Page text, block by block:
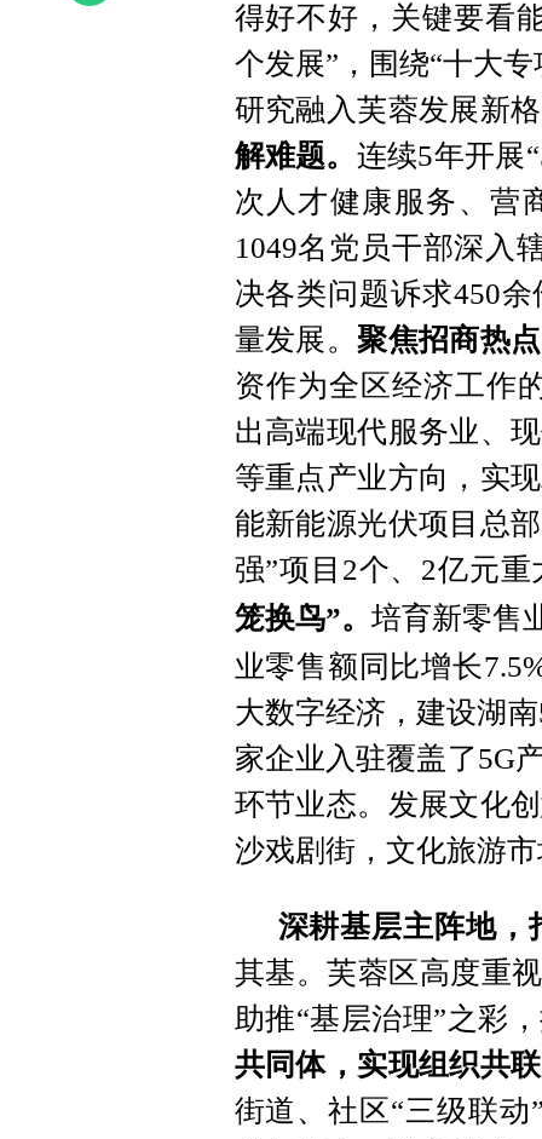
得好不好，关键要看
个发展”，围绕“十大
研究融入芙蓉发展新
解难题。 连续5年开展
次人才健康服务、营
1049名党员干部深入
决各类问题诉求450
量发展。聚焦招商热
资作为全区经济工作
出高端现代服务业、
等重点产业方向，实
能新能源光伏项目总
强”项目2个、2亿元
笼换鸟”。 培育新零售
业零售额同比增长
大数字经济，建设湖
家企业入驻覆盖了5G
环节业态。发展文化
沙戏剧街，文化旅游
深耕基层主阵地，
其基。芙蓉区高度重
助推“基层治理”之彩
共同体，实现组织共
街道、社区“三级联